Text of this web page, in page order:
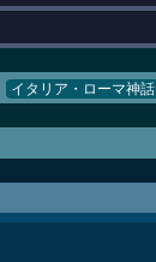
イタリア・ローマ神話